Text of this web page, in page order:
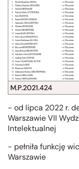
M.P.2021.424
- od lipca 2022 r.
Warszawie VII
Intelektualnej
- pełniła funkcję
Warszawie